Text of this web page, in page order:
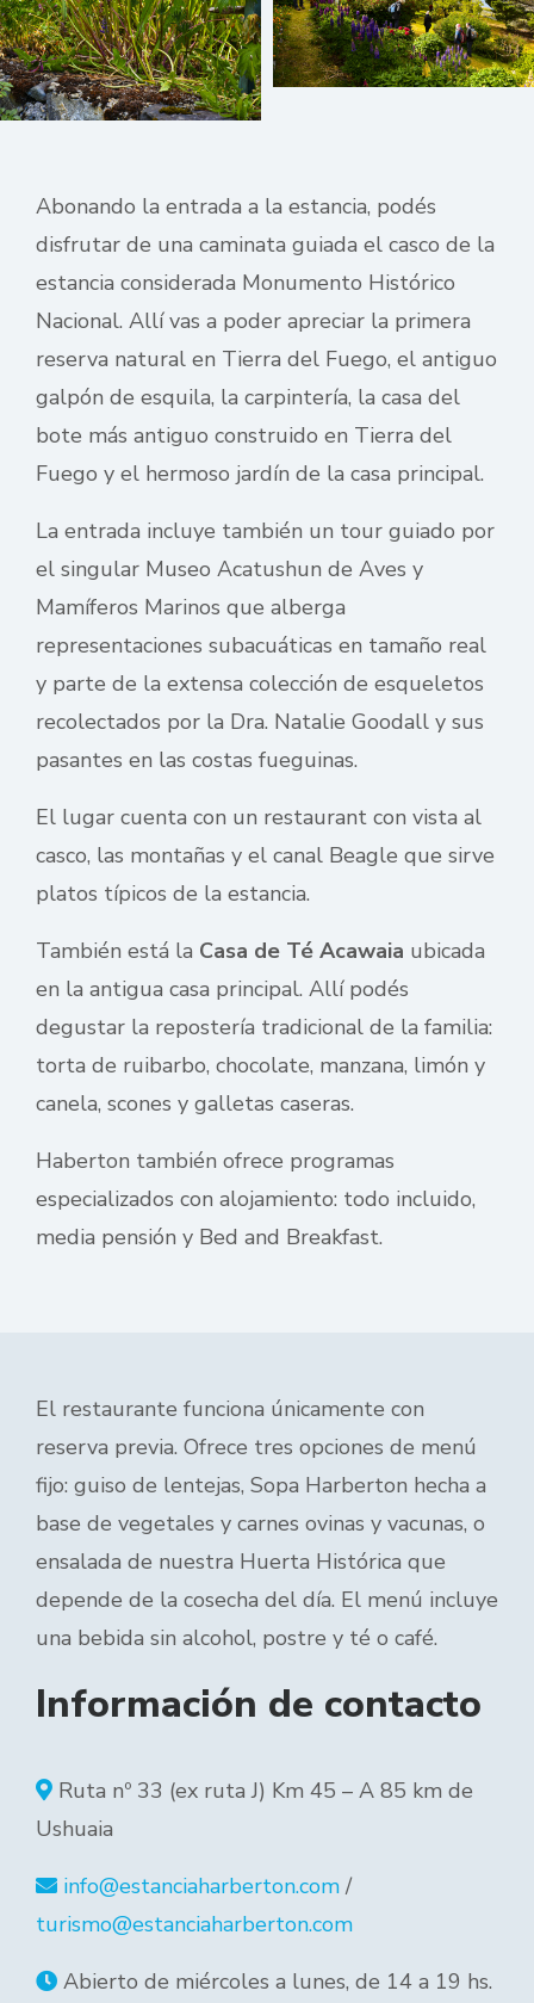
Abonando la entrada a la estancia, podés
disfrutar de una caminata guiada el casco de la
estancia considerada Monumento Histórico
Nacional. Allí vas a poder apreciar la primera
reserva natural en Tierra del Fuego, el antiguo
galpón de esquila, la carpintería, la casa del
bote más antiguo construido en Tierra del
Fuego y el hermoso jardín de la casa principal.
La entrada incluye también un tour guiado por
el singular Museo Acatushun de Aves y
Mamíferos Marinos que alberga
representaciones subacuáticas en tamaño real
y parte de la extensa colección de esqueletos
recolectados por la Dra. Natalie Goodall y sus
pasantes en las costas fueguinas.
El lugar cuenta con un restaurant con vista al
casco, las montañas y el canal Beagle que sirve
platos típicos de la estancia.
También está la Casa de Té Acawaia ubicada
en la antigua casa principal. Allí podés
degustar la repostería tradicional de la familia:
torta de ruibarbo, chocolate, manzana, limón y
canela, scones y galletas caseras.
Haberton también ofrece programas
especializados con alojamiento: todo incluido,
media pensión y Bed and Breakfast.
El restaurante funciona únicamente con
reserva previa. Ofrece tres opciones de menú
fijo: guiso de lentejas, Sopa Harberton hecha a
base de vegetales y carnes ovinas y vacunas, o
ensalada de nuestra Huerta Histórica que
depende de la cosecha del día. El menú incluye
una bebida sin alcohol, postre y té o café.
Información de contacto
Ruta nº 33 (ex ruta J) Km 45 – A 85 km de
Ushuaia
info@estanciaharberton.com/
turismo@estanciaharberton.com
Abierto de miércoles a lunes, de 14 a 19 hs.